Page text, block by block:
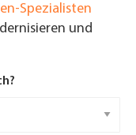
Spezialisten
und